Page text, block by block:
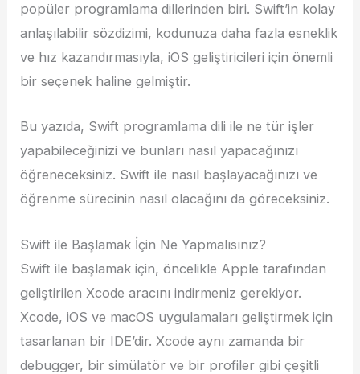
popüler programlama dillerinden biri. Swift’in kolay
anlaşılabilir sözdizimi, kodunuza daha fazla esneklik
ve hız kazandırmasıyla, iOS geliştiricileri için önemli
bir seçenek haline gelmiştir.
Bu yazıda, Swift programlama dili ile ne tür işler
yapabileceğinizi ve bunları nasıl yapacağınızı
öğreneceksiniz. Swift ile nasıl başlayacağınızı ve
öğrenme sürecinin nasıl olacağını da göreceksiniz.
Swift ile Başlamak İçin Ne Yapmalısınız?
Swift ile başlamak için, öncelikle Apple tarafından
geliştirilen Xcode aracını indirmeniz gerekiyor.
Xcode, iOS ve macOS uygulamaları geliştirmek için
tasarlanan bir IDE’dir. Xcode aynı zamanda bir
debugger, bir simülatör ve bir profiler gibi çeşitli